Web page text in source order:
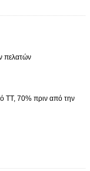
πελατών
70% πριν από την